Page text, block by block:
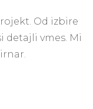
Od izbire
detajli vmes. Mi